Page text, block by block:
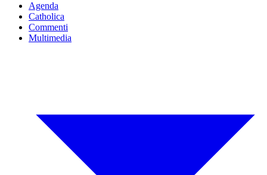
Agenda
Catholica
Commenti
Multimedia